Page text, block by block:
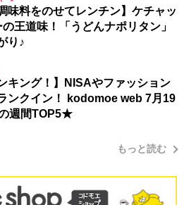
味料をのせてレンチン】ケチャッ
王道味！「うどんナポリタン」
り♪
キング！】NISAやファッション
ンクイン！ kodomoe web 7月19
週間TOP5★
もっと読む